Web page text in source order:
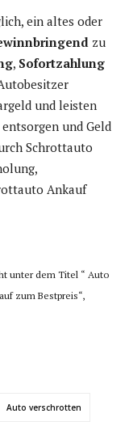
ein altes oder
zu
, Sofortzahlung
und leisten
und Geld
Schrottauto
Ankauf
unter dem Titel “ Auto
zum Bestpreis“,
Auto verschrotten